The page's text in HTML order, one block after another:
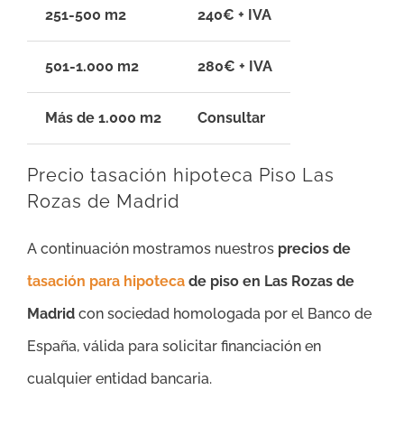
251-500 m2 240€ + IVA
501-1.000 m2 280€ + IVA
Más de 1.000 m2 Consultar
Precio tasación hipoteca Piso Las
Rozas de Madrid
A continuación mostramos nuestros precios de
tasación para hipoteca de piso en Las Rozas de
Madrid con sociedad homologada por el Banco de
España, válida para solicitar financiación en
cualquier entidad bancaria.